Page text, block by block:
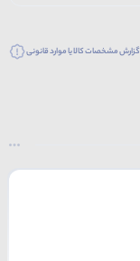
گزارش مشخصات کالا یا موارد قانونی